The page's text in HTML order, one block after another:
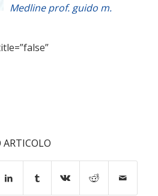
Medlineprof. guido m.